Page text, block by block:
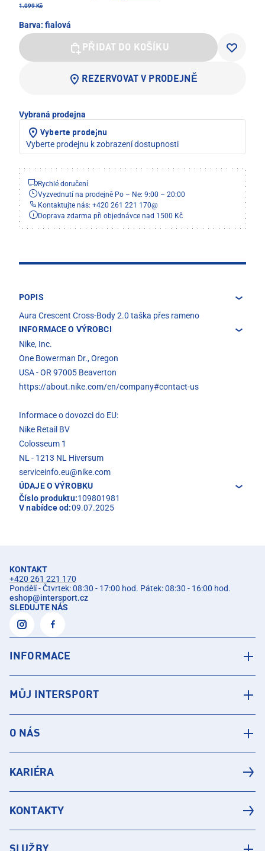
1.099 Kč
Barva: fialová
PŘIDAT DO KOŠÍKU
REZERVOVAT V PRODEJNĚ
Vybraná prodejna
Vyberte prodejnu
Vyberte prodejnu k zobrazení dostupnosti
Rychlé doručení
Vyzvednutí na prodejně Po – Ne: 9:00 – 20:00
Kontaktujte nás: +420 261 221 170@
Doprava zdarma při objednávce nad 1500 Kč
POPIS
Aura Crescent Cross-Body 2.0 taška přes rameno
INFORMACE O VÝROBCI
Nike, Inc.
One Bowerman Dr., Oregon
USA - OR 97005 Beaverton
https://about.nike.com/en/company#contact-us
Informace o dovozci do EU:
Nike Retail BV
Colosseum 1
NL - 1213 NL Hiversum
serviceinfo.eu@nike.com
ÚDAJE O VÝROBKU
Číslo produktu:109801981
V nabídce od:09.07.2025
KONTAKT
+420 261 221 170
Pondělí - Čtvrtek: 08:30 - 17:00 hod. Pátek: 08:30 - 16:00 hod.
eshop@intersport.cz
SLEDUJTE NÁS
INFORMACE
MŮJ INTERSPORT
O NÁS
KARIÉRA
KONTAKTY